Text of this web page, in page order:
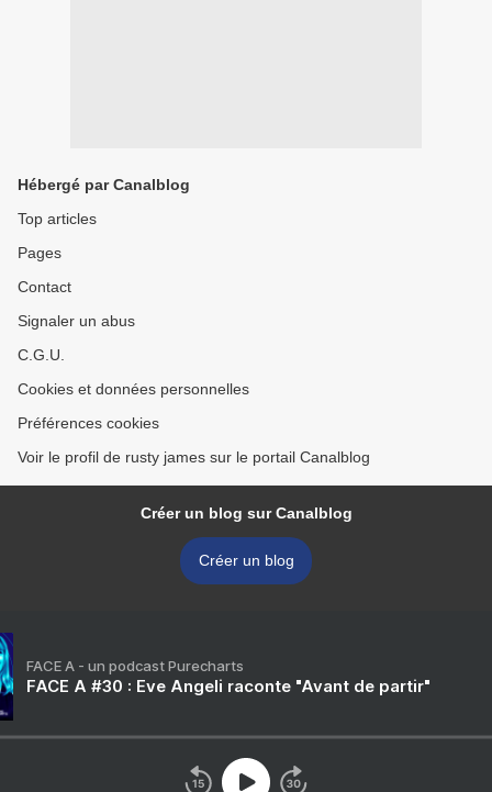
Hébergé par Canalblog
Top articles
Pages
Contact
Signaler un abus
C.G.U.
Cookies et données personnelles
Préférences cookies
Voir le profil de rusty james sur le portail Canalblog
Créer un blog sur Canalblog
Créer un blog
FACE A - un podcast Purecharts
FACE A #30 : Eve Angeli raconte "Avant de partir"